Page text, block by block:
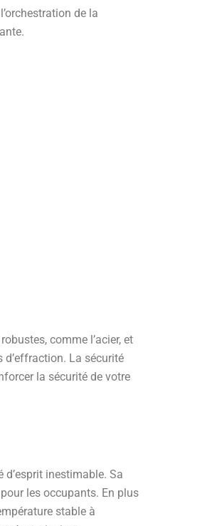
de la
comme l’acier, et
d’effraction. La sécurité
la sécurité de votre
inestimable. Sa
les occupants. En plus
stable à